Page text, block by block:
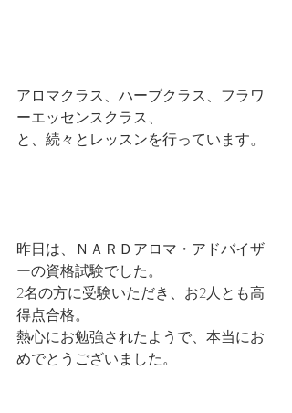
アロマクラス、ハーブクラス、フラワ
ーエッセンスクラス、
と、続々とレッスンを行っています。
昨日は、ＮＡＲＤアロマ・アドバイザ
ーの資格試験でした。
2名の方に受験いただき、お2人とも高
得点合格。
熱心にお勉強されたようで、本当にお
めでとうございました。